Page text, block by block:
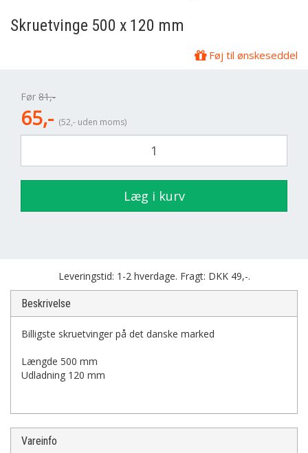
Skruetvinge 500 x 120 mm
Føj til ønskeseddel
Før 81,-
65,- (52,- uden moms)
Læg i kurv
Leveringstid: 1-2 hverdage. Fragt: DKK 49,-.
Beskrivelse
Billigste skruetvinger på det danske marked
Længde 500 mm
Udladning 120 mm
Vareinfo